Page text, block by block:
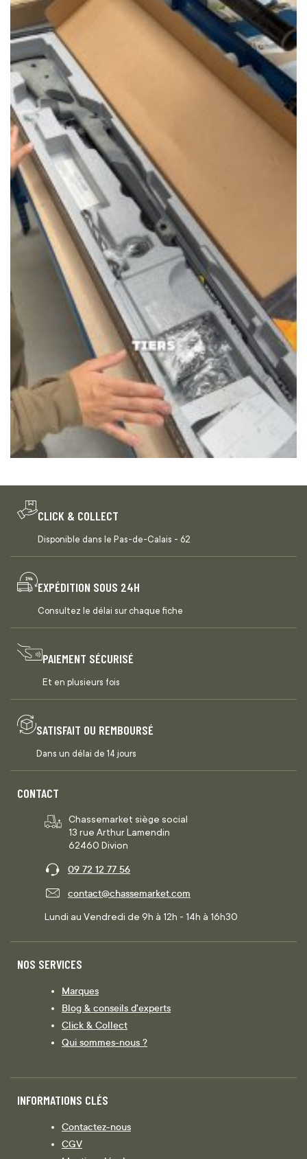
CLICK & COLLECT
Disponible dans le Pas-de-Calais - 62
EXPÉDITION SOUS 24H
Consultez le délai sur chaque fiche
PAIEMENT SÉCURISÉ
Et en plusieurs fois
SATISFAIT OU REMBOURSÉ
Dans un délai de 14 jours
CONTACT
Chassemarket siège social
13 rue Arthur Lamendin
62460 Divion
09 72 12 77 56
contact@chassemarket.com
Lundi au Vendredi de 9h à 12h - 14h à 16h30
NOS SERVICES
Marques
Blog & conseils d'experts
Click & Collect
Qui sommes-nous ?
INFORMATIONS CLÉS
Contactez-nous
CGV